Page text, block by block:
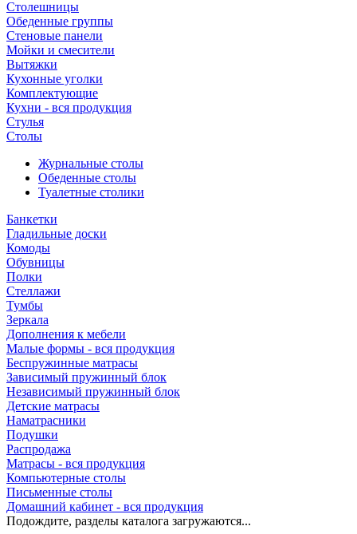
Столешницы
Обеденные группы
Стеновые панели
Мойки и смесители
Вытяжки
Кухонные уголки
Комплектующие
Кухни - вся продукция
Стулья
Столы
Журнальные столы
Обеденные столы
Туалетные столики
Банкетки
Гладильные доски
Комоды
Обувницы
Полки
Стеллажи
Тумбы
Зеркала
Дополнения к мебели
Малые формы - вся продукция
Беспружинные матрасы
Зависимый пружинный блок
Независимый пружинный блок
Детские матрасы
Наматрасники
Подушки
Распродажа
Матрасы - вся продукция
Компьютерные столы
Письменные столы
Домашний кабинет - вся продукция
Подождите, разделы каталога загружаются...